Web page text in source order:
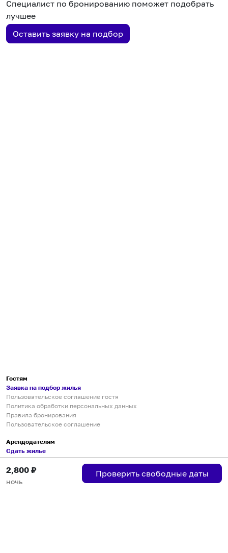
Специалист по бронированию поможет подобрать
лучшее
Оставить заявку на подбор
2,800 ₽
ночь
Проверить свободные даты
Гостям
Заявка на подбор жилья
Пользовательское соглашение гостя
Политика обработки персональных данных
Правила бронирования
Пользовательское соглашение
Арендодателям
Сдать жилье
Пользовательское соглашение
Правила публикации объявлений